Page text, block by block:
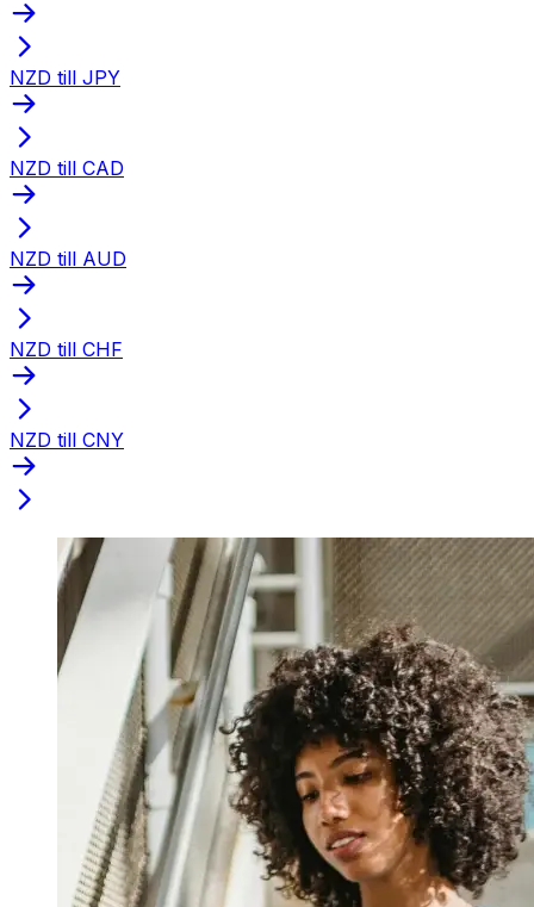
NZD till JPY
NZD till CAD
NZD till AUD
NZD till CHF
NZD till CNY